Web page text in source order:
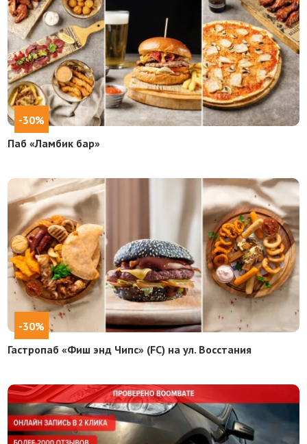
-30%
Паб «Ламбик бар»
-30%
Гастропаб «Фиш энд Чипс» (FC) на ул. Восстания